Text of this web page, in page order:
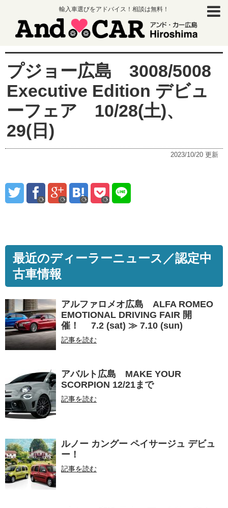
輸入車選びをアドバイス！相談は無料！
プジョー広島 3008/5008
Executive Edition デビュ
ーフェア 10/28(土)、
29(日)
2023/10/20 更新
最近のディーラーニュース／認定中
古車情報
アルファロメオ広島 ALFA ROMEO
EMOTIONAL DRIVING FAIR 開
催！ 7.2 (sat) ≫ 7.10 (sun)
記事を読む
アバルト広島 MAKE YOUR
SCORPION 12/21まで
記事を読む
ルノー カングー ペイサージュ デビュ
ー！
記事を読む